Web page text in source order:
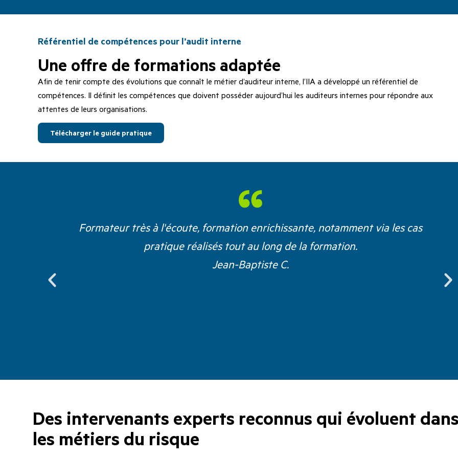
Référentiel de compétences pour l’audit interne
Une offre de formations adaptée
Afin de tenir compte des évolutions que connaît le métier d’auditeur interne, l’IIA a développé un référentiel de
compétences. Il définit les compétences que doivent posséder aujourd’hui les auditeurs internes pour répondre aux
attentes de leurs organisations.
Télécharger le guide pratique
Formateur très à l'écoute, formation enrichissante, notamment via les cas
pratique réalisés tout au long de la formation.
Jean-Baptiste C.
Des intervenants experts reconnus qui évoluent dans
les métiers du risque